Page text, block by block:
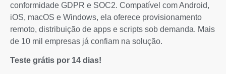
conformidade GDPR e SOC2. Compatível com Android,
iOS, macOS e Windows, ela oferece provisionamento
remoto, distribuição de apps e scripts sob demanda. Mais
de 10 mil empresas já confiam na solução.
Teste grátis por 14 dias!